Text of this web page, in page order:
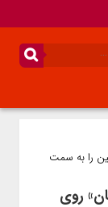
را به سمت
روی